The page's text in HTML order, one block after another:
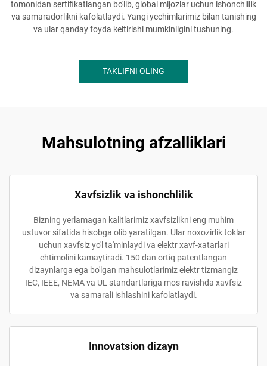
tomonidan sertifikatlangan bo'lib, global mijozlar uchun ishonchlilik
va samaradorlikni kafolatlaydi. Yangi yechimlarimiz bilan tanishing
va ular qanday foyda keltirishi mumkinligini tushuning.
TAKLIFNI OLING
Mahsulotning afzalliklari
Xavfsizlik va ishonchlilik
Bizning yerlamagan kalitlarimiz xavfsizlikni eng muhim
ustuvor sifatida hisobga olib yaratilgan. Ular noxozirlik toklar
uchun xavfsiz yo'l ta'minlaydi va elektr xavf-xatarlari
ehtimolini kamaytiradi. 150 dan ortiq patentlangan
dizaynlarga ega bo'lgan mahsulotlarimiz elektr tizmangiz
IEC, IEEE, NEMA va UL standartlariga mos ravishda xavfsiz
va samarali ishlashini kafolatlaydi.
Innovatsion dizayn